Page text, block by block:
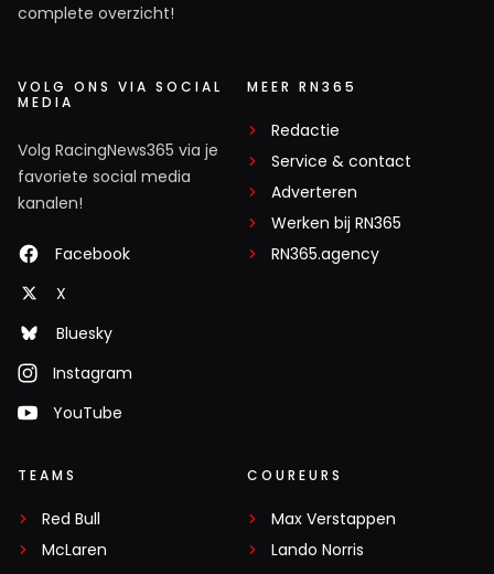
complete overzicht!
VOLG ONS VIA SOCIAL
MEDIA
Volg RacingNews365 via je
favoriete social media
kanalen!
Facebook
X
Bluesky
Instagram
YouTube
MEER RN365
Redactie
Service & contact
Adverteren
Werken bij RN365
RN365.agency
TEAMS
Red Bull
McLaren
COUREURS
Max Verstappen
Lando Norris